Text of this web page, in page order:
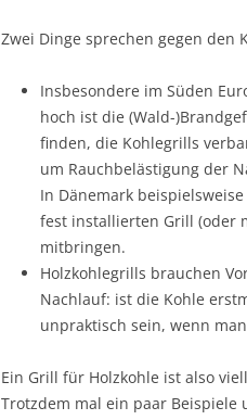
Zwei Dinge sprechen gegen den
Insbesondere im Süden
hoch ist die (Wald-
finden, die Kohlegrills
um Rauchbelästigung der
In Dänemark
fest installierten Grill (oder
mitbringen.
Holzkohlegrills brauchen
Nachlauf: ist die Kohle
unpraktisch sein, wenn
Ein Grill für Holzkohle ist also
Trotzdem mal ein paar